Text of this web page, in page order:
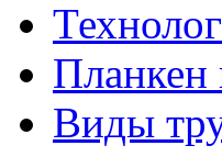
Планкен
Виды